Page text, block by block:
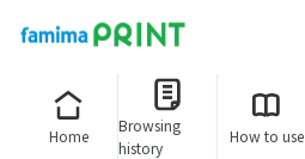
Home
Browsing
history
How to use